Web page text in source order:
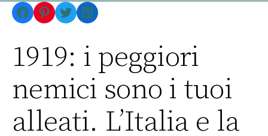
Facebook
Pinterest
TwitterLinkedIn
1919: i peggiori
nemici sono i tuoi
alleati. L’Italia e la